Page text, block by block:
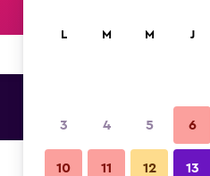
L M M J
3 4 5 6
10 11 12 13